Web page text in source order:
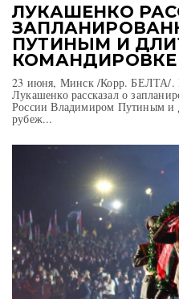
ЛУКАШЕНКО
ПУТИНЫМ И
КОМАНДИРОВКЕ
23 июня, Минск /Корр. БЕЛТА/.
Лукашенко рассказал о
России Владимиром Путиным и
рубеж...